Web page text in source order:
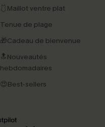
🩱Maillot ventre plat
Tenue de plage
🎁Cadeau de bienvenue
🔝Nouveautés
hebdomadaires
😍Best-sellers